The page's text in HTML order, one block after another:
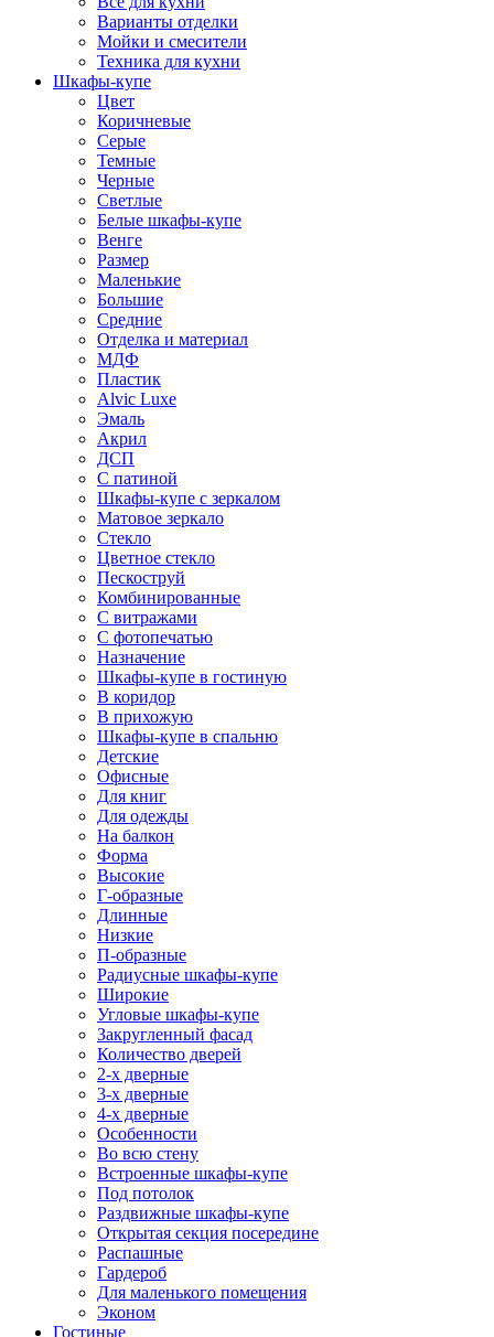
Варианты отделки
Мойки и смесители
Техника для кухни
Шкафы-купе
Цвет
Коричневые
Серые
Темные
Черные
Светлые
Белые шкафы-купе
Венге
Размер
Маленькие
Большие
Средние
Отделка и материал
МДФ
Пластик
Alvic Luxe
Эмаль
Акрил
ДСП
С патиной
Шкафы-купе с зеркалом
Матовое зеркало
Стекло
Цветное стекло
Пескоструй
Комбинированные
С витражами
С фотопечатью
Назначение
Шкафы-купе в гостиную
В коридор
В прихожую
Шкафы-купе в спальню
Детские
Офисные
Для книг
Для одежды
На балкон
Форма
Высокие
Г-образные
Длинные
Низкие
П-образные
Радиусные шкафы-купе
Широкие
Угловые шкафы-купе
Закругленный фасад
Количество дверей
2-х дверные
3-х дверные
4-х дверные
Особенности
Во всю стену
Встроенные шкафы-купе
Под потолок
Раздвижные шкафы-купе
Открытая секция посередине
Распашные
Гардероб
Для маленького помещения
Эконом
Гостиные